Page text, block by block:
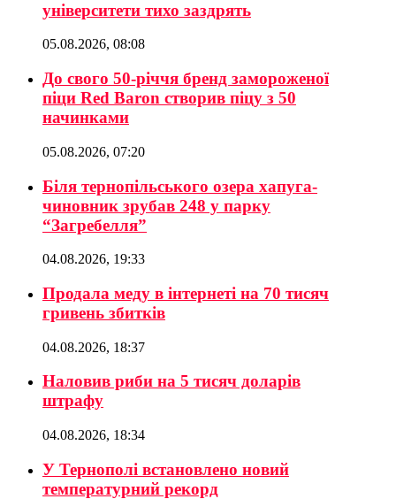
університети тихо заздрять
05.08.2026, 08:08
До свого 50-річчя бренд замороженої
піци Red Baron створив піцу з 50
начинками
05.08.2026, 07:20
Біля тернопільського озера хапуга-
чиновник зрубав 248 у парку
“Загребелля”
04.08.2026, 19:33
Продала меду в інтернеті на 70 тисяч
гривень збитків
04.08.2026, 18:37
Наловив риби на 5 тисяч доларів
штрафу
04.08.2026, 18:34
У Тернополі встановлено новий
температурний рекорд